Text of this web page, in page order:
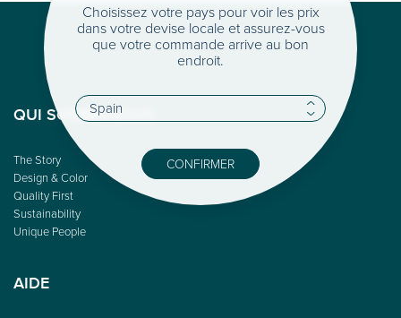
QUI SOMME-NOUS
The Story
Design & Color
Quality First
Sustainability
Unique People
AIDE
Choisissez votre pays pour voir les prix
dans votre devise locale et assurez-vous
que votre commande arrive au bon
endroit.
CONFIRMER